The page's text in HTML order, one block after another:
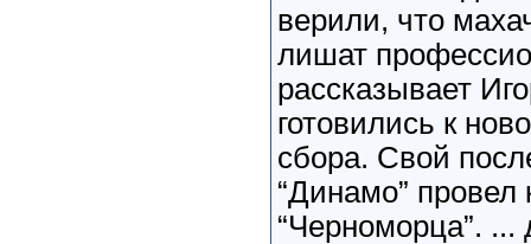
верили, что
лишат
рассказывает
готовились к
сбора. Свой
“Динамо” провел
“Черноморца”. ...